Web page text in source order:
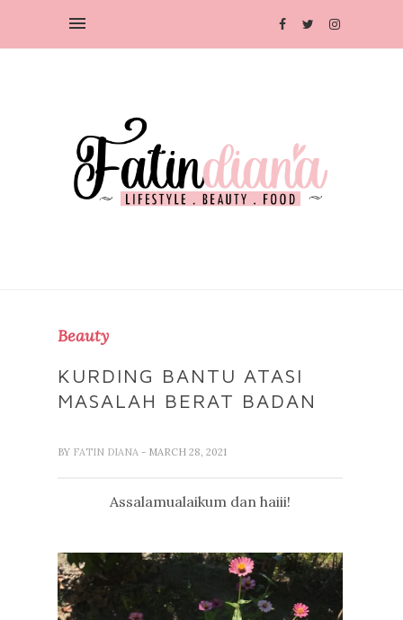
Beauty
KURDING BANTU ATASI
MASALAH BERAT BADAN
BY FATIN DIANA - MARCH 28, 2021
Assalamualaikum dan haiii!